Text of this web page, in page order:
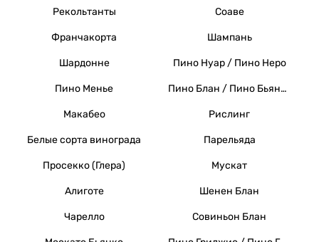
Рекольтанты Соаве
Франчакорта Шампань
Шардонне Пино Нуар / Пино Неро
Пино Менье Пино Блан / Пино Бьянко / Вайссер Бургундер
Макабео Рислинг
Белые сорта винограда Парельяда
Просекко (Глера) Мускат
Алиготе Шенен Блан
Чарелло Совиньон Блан